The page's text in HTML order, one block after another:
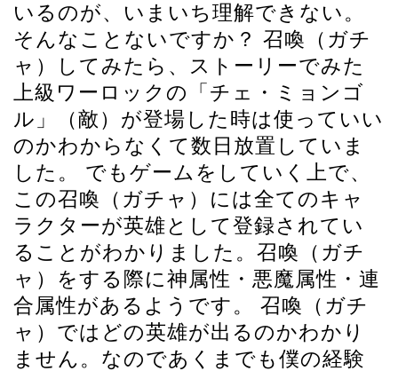
いるのが、いまいち理解できない。
そんなことないですか？ 召喚（ガチ
ャ）してみたら、ストーリーでみた
上級ワーロックの「チェ・ミョンゴ
ル」（敵）が登場した時は使っていい
のかわからなくて数日放置していま
した。 でもゲームをしていく上で、
この召喚（ガチャ）には全てのキャ
ラクターが英雄として登録されてい
ることがわかりました。召喚（ガチ
ャ）をする際に神属性・悪魔属性・連
合属性があるようです。 召喚（ガチ
ャ）ではどの英雄が出るのかわかり
ません。なのであくまでも僕の経験